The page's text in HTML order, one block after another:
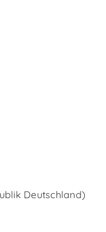
Deutschland)